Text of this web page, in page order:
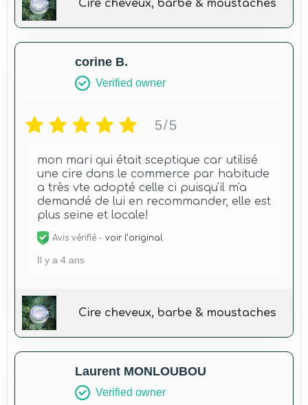
Cire cheveux, barbe & moustaches
corine B.
Verified owner
5/5
mon mari qui était sceptique car utilisé
une cire dans le commerce par habitude
a très vte adopté celle ci puisqu'il m'a
demandé de lui en recommander, elle est
plus seine et locale!
Avis vérifié - voir l’original
Il y a 4 ans
Cire cheveux, barbe & moustaches
Laurent MONLOUBOU
Verified owner